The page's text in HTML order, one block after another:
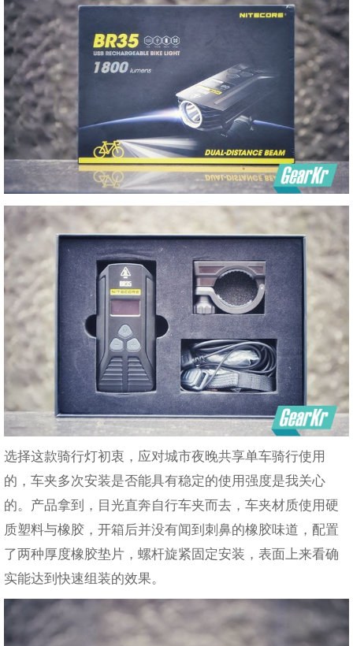
选择这款骑行灯初衷，应对城市夜晚共享单车骑行使用
的，车夹多次安装是否能具有稳定的使用强度是我关心
的。产品拿到，目光直奔自行车夹而去，车夹材质使用硬
质塑料与橡胶，开箱后并没有闻到刺鼻的橡胶味道，配置
了两种厚度橡胶垫片，螺杆旋紧固定安装，表面上来看确
实能达到快速组装的效果。